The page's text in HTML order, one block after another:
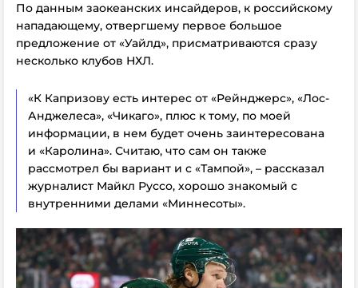
По данным заокеанских инсайдеров, к российскому
нападающему, отвергшему первое большое
предложение от «Уайлд», присматриваются сразу
несколько клубов НХЛ.
«К Капризову есть интерес от «Рейнджерс», «Лос-
Анджелеса», «Чикаго», плюс к тому, по моей
информации, в нем будет очень заинтересована
и «Каролина». Считаю, что сам он также
рассмотрел бы вариант и с «Тампой», – рассказал
журналист Майкл Руссо, хорошо знакомый с
внутренними делами «Миннесоты».